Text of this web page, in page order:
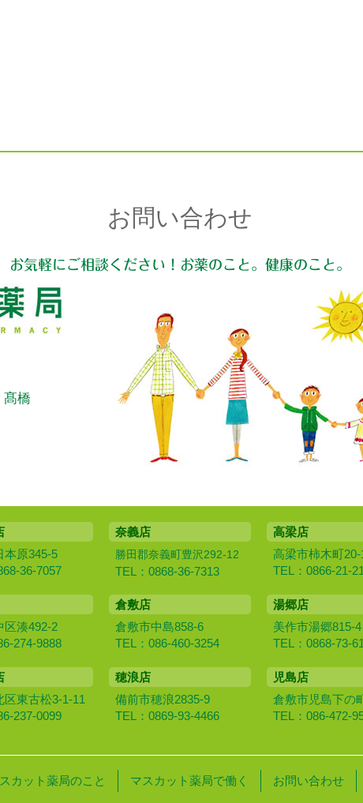
お問い合わせ
お気軽にご相談ください！お薬のこと。健康のこと。
橋
本原345-5
36-7057
奈義店
勝田郡奈義町豊沢292-12
TEL：0868-36-7313
高梁店
高梁市柿木町20-
TEL：0866-21-
区湊492-2
274-9888
倉敷店
倉敷市中島858-6
TEL：086-460-3254
湯郷店
美作市湯郷815-4
TEL：0868-73-
区東古松3-1-11
237-0099
穂浪店
備前市穂浪2835-9
TEL：0869-93-4466
児島店
倉敷市児島下の
TEL：086-472-
カット薬局のこと マスカット薬局で働く お問い合わせ